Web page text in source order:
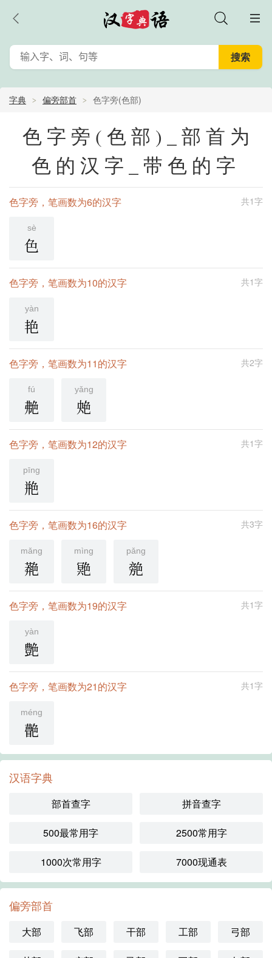
字典 偏旁部首 色字旁(色部)
色字旁(色部)_部首为
色的汉字_带色的字
共1字
色字旁，笔画数为6的汉字
sè
色
共1字
色字旁，笔画数为10的汉字
yàn
艳
共2字
色字旁，笔画数为11的汉字
fú
艴
yǎng
䒋
共1字
色字旁，笔画数为12的汉字
pīng
艵
共3字
色字旁，笔画数为16的汉字
mǎng
䒎
mìng
䒌
pǎng
䒍
共1字
色字旁，笔画数为19的汉字
yàn
艶
共1字
色字旁，笔画数为21的汉字
méng
䒐
汉语字典
部首查字 拼音查字
500最常用字 2500常用字
1000次常用字 7000现通表
偏旁部首
大部 飞部 干部 工部 弓部